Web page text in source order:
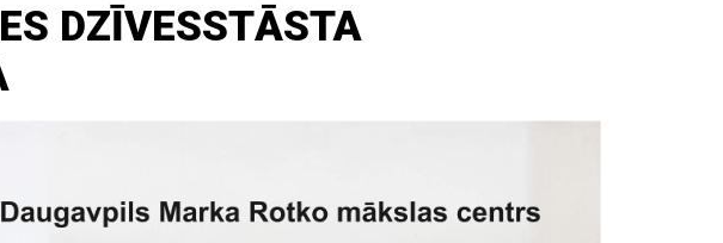
DZĪVESSTĀSTA